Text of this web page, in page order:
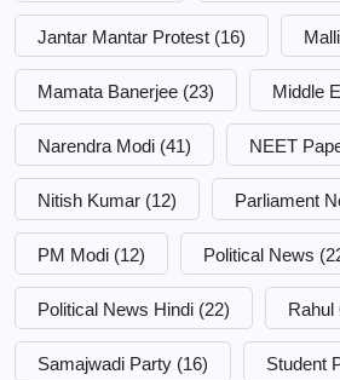
Jantar Mantar Protest (16)
Mamata Banerjee (23) Middle
Narendra Modi (41) NEET
Nitish Kumar (12) Parliament
PM Modi (12) Political News
Political News Hindi (22) Rahul
Samajwadi Party (16) Student